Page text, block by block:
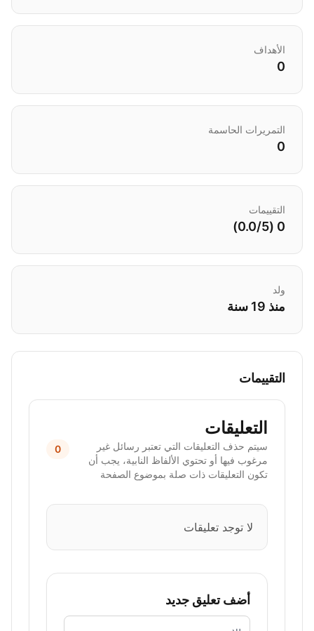
الأهداف
0
التمريرات الحاسمة
0
التقييمات
0 (0.0/5)
ولد
منذ 19 سنة
التقييمات
التعليقات
سيتم حذف التعليقات التي تعتبر رسائل غير
مرغوب فيها أو تحتوي الألفاظ النابية، يجب أن
تكون التعليقات ذات صلة بموضوع الصفحة
0
لا توجد تعليقات
أضف تعليق جديد